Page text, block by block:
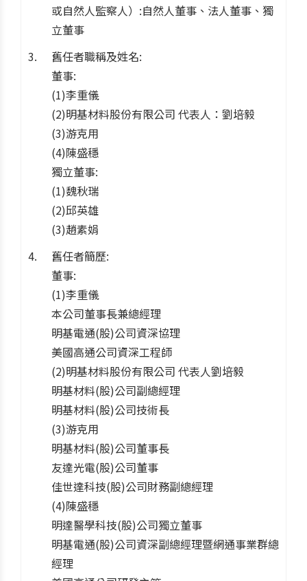
或自然人監察人）:自然人董事、法人董事、獨
立董事
舊任者職稱及姓名:
董事:
(1)李重儀
(2)明基材料股份有限公司 代表人：劉培毅
(3)游克用
(4)陳盛穩
獨立董事:
(1)魏秋瑞
(2)邱英雄
(3)趙素娟
舊任者簡歷:
董事:
(1)李重儀
本公司董事長兼總經理
明基電通(股)公司資深協理
美國高通公司資深工程師
(2)明基材料股份有限公司 代表人劉培毅
明基材料(股)公司副總經理
明基材料(股)公司技術長
(3)游克用
明基材料(股)公司董事長
友達光電(股)公司董事
佳世達科技(股)公司財務副總經理
(4)陳盛穩
明達醫學科技(股)公司獨立董事
明基電通(股)公司資深副總經理暨網通事業群總
經理